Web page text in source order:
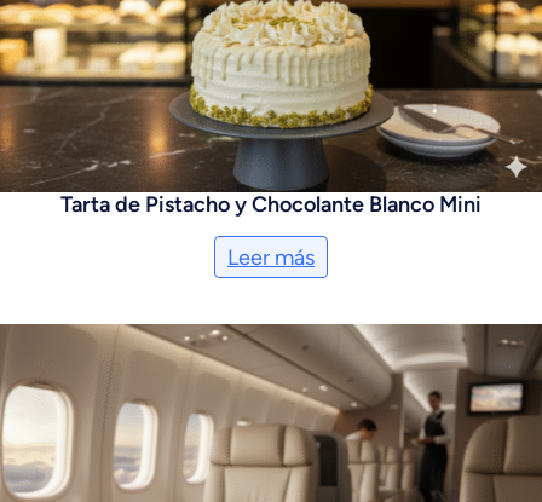
Tarta de Pistacho y Chocolante Blanco Mini
Leer más